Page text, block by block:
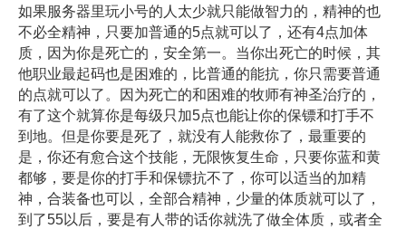
如果服务器里玩小号的人太少就只能做智力的，精神的也
不必全精神，只要加普通的5点就可以了，还有4点加体
质，因为你是死亡的，安全第一。当你出死亡的时候，其
他职业最起码也是困难的，比普通的能抗，你只需要普通
的点就可以了。因为死亡的和困难的牧师有神圣治疗的，
有了这个就算你是每级只加5点也能让你的保镖和打手不
到地。但是你要是死了，就没有人能救你了，最重要的
是，你还有愈合这个技能，无限恢复生命，只要你蓝和黄
都够，要是你的打手和保镖抗不了，你可以适当的加精
神，合装备也可以，全部合精神，少量的体质就可以了，
到了55以后，要是有人带的话你就洗了做全体质，或者全